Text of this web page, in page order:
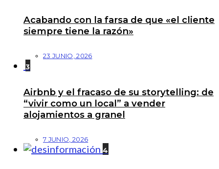
Acabando con la farsa de que «el cliente
siempre tiene la razón»
23 JUNIO, 2026
3
Airbnb y el fracaso de su storytelling: de
“vivir como un local” a vender
alojamientos a granel
7 JUNIO, 2026
4